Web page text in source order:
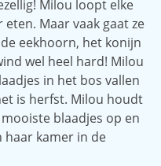
Milou loopt elke
Maar vaak gaat ze
eekhoorn, het konijn
wel heel hard! Milou
in het bos vallen
is herfst. Milou houdt
blaadjes op en
haar kamer in de